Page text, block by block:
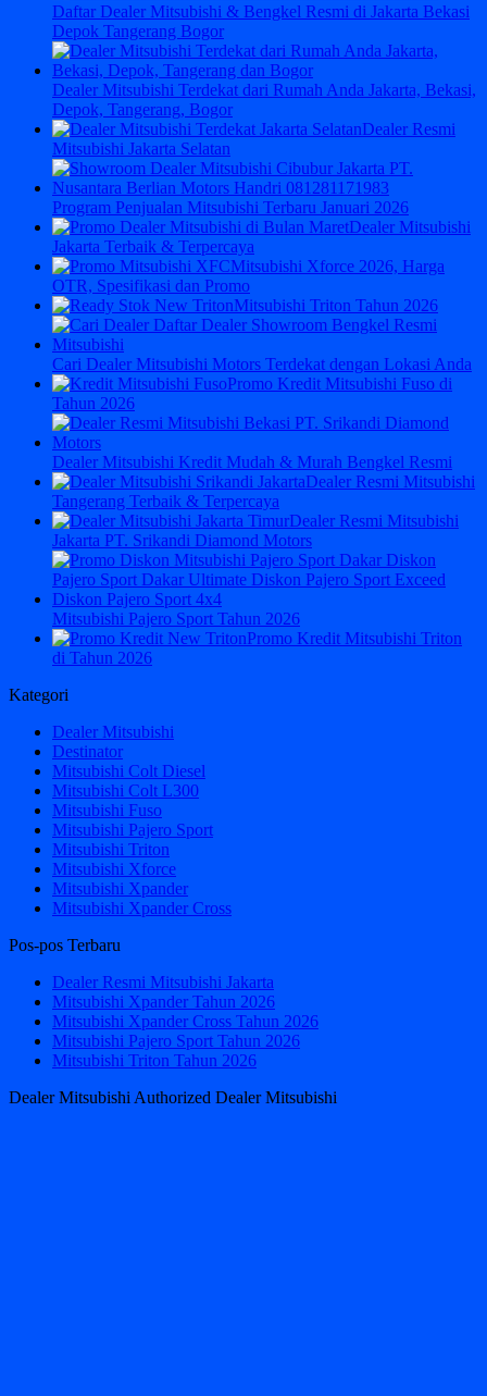
Daftar Dealer Mitsubishi & Bengkel Resmi di Jakarta Bekasi
Depok Tangerang Bogor
Dealer Mitsubishi Terdekat dari Rumah Anda Jakarta, Bekasi,
Depok, Tangerang, Bogor
Dealer Resmi
Mitsubishi Jakarta Selatan
Program Penjualan Mitsubishi Terbaru Januari 2026
Dealer Mitsubishi
Jakarta Terbaik & Terpercaya
Mitsubishi Xforce 2026, Harga
OTR, Spesifikasi dan Promo
Mitsubishi Triton Tahun 2026
Cari Dealer Mitsubishi Motors Terdekat dengan Lokasi Anda
Promo Kredit Mitsubishi Fuso di
Tahun 2026
Dealer Mitsubishi Kredit Mudah & Murah Bengkel Resmi
Dealer Resmi Mitsubishi
Tangerang Terbaik & Terpercaya
Dealer Resmi Mitsubishi
Jakarta PT. Srikandi Diamond Motors
Mitsubishi Pajero Sport Tahun 2026
Promo Kredit Mitsubishi Triton
di Tahun 2026
Kategori
Dealer Mitsubishi
Destinator
Mitsubishi Colt Diesel
Mitsubishi Colt L300
Mitsubishi Fuso
Mitsubishi Pajero Sport
Mitsubishi Triton
Mitsubishi Xforce
Mitsubishi Xpander
Mitsubishi Xpander Cross
Pos-pos Terbaru
Dealer Resmi Mitsubishi Jakarta
Mitsubishi Xpander Tahun 2026
Mitsubishi Xpander Cross Tahun 2026
Mitsubishi Pajero Sport Tahun 2026
Mitsubishi Triton Tahun 2026
Dealer Mitsubishi Authorized Dealer Mitsubishi